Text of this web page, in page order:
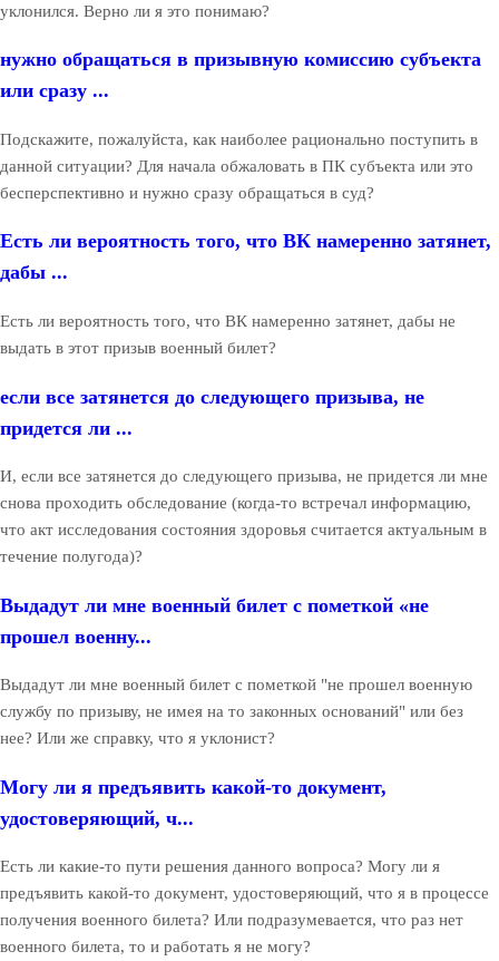
уклонился. Верно ли я это понимаю?
нужно обращаться в призывную комиссию субъекта
или сразу ...
Подскажите, пожалуйста, как наиболее рационально поступить в
данной ситуации? Для начала обжаловать в ПК субъекта или это
бесперспективно и нужно сразу обращаться в суд?
Есть ли вероятность того, что ВК намеренно затянет,
дабы ...
Есть ли вероятность того, что ВК намеренно затянет, дабы не
выдать в этот призыв военный билет?
если все затянется до следующего призыва, не
придется ли ...
И, если все затянется до следующего призыва, не придется ли мне
снова проходить обследование (когда-то встречал информацию,
что акт исследования состояния здоровья считается актуальным в
течение полугода)?
Выдадут ли мне военный билет с пометкой «не
прошел военну...
Выдадут ли мне военный билет с пометкой "не прошел военную
службу по призыву, не имея на то законных оснований" или без
нее? Или же справку, что я уклонист?
Могу ли я предъявить какой-то документ,
удостоверяющий, ч...
Есть ли какие-то пути решения данного вопроса? Могу ли я
предъявить какой-то документ, удостоверяющий, что я в процессе
получения военного билета? Или подразумевается, что раз нет
военного билета, то и работать я не могу?